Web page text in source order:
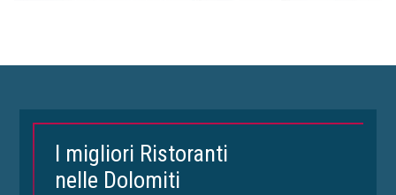
I migliori Ristoranti
nelle Dolomiti